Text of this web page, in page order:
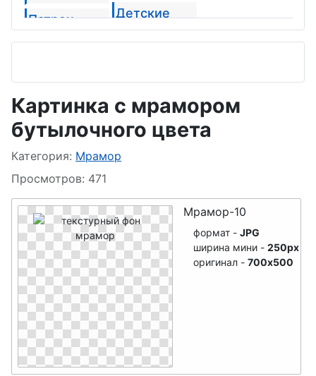
Патрон
Облака,
Железо
Огонь
Детские
Сердечки
Картинка с мрамором
бутылочного цвета
Информация о материале
Категория: Мрамор
Просмотров: 471
Мрамор-10
формат - JPG
ширина мини - 250px
оригинал - 700x500